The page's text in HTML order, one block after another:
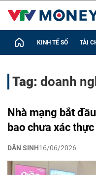
KINH TẾ SỐ TÀI
Tag: doanh
Nhà mạng bắt
bao chưa xác thực
DÂN SINH16/06/2026